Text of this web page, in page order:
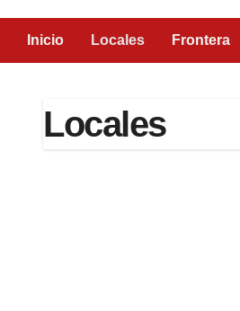
Inicio Locales Frontera
Locales